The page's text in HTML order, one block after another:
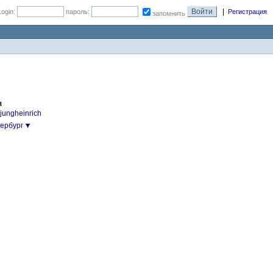
пароль: запомнить Регистрация